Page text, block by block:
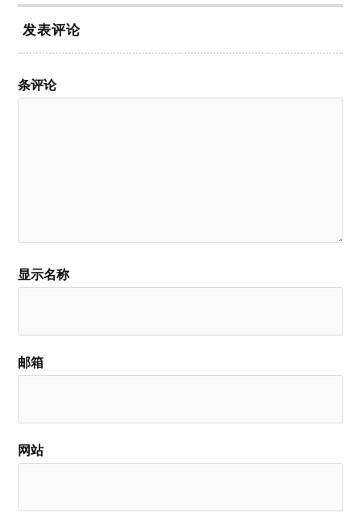
发表评论
条评论
显示名称
邮箱
网站